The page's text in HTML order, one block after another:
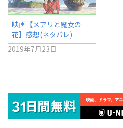
映画【メアリと魔女の
花】感想(ネタバレ)
2019年7月23日